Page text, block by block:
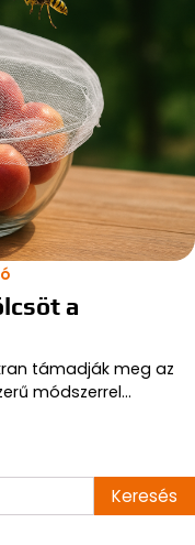
a
támadják meg az
módszerrel…